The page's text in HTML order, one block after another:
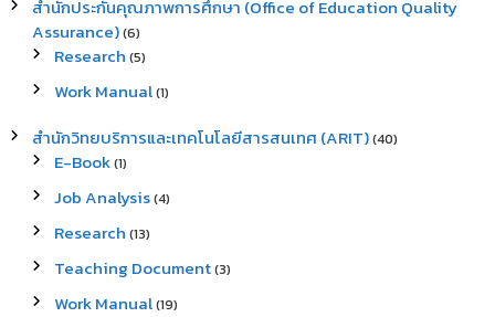
สำนักประกันคุณภาพการศึกษา (Office of Education Quality
Assurance)(6)
Research (5)
Work Manual(1)
สำนักวิทยบริการและเทคโนโลยีสารสนเทศ (ARIT)(40)
E-Book(1)
Job Analysis(4)
Research (13)
Teaching Document(3)
Work Manual(19)